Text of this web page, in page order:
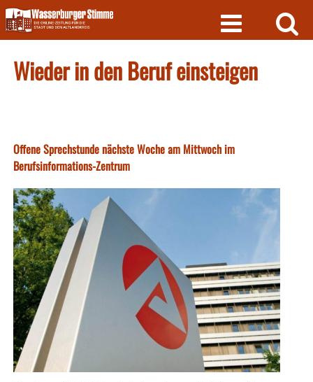
Skip
to
content
Wieder in den Beruf einsteigen
Offene Sprechstunde nächste Woche am Mittwoch im
Berufsinformations-Zentrum